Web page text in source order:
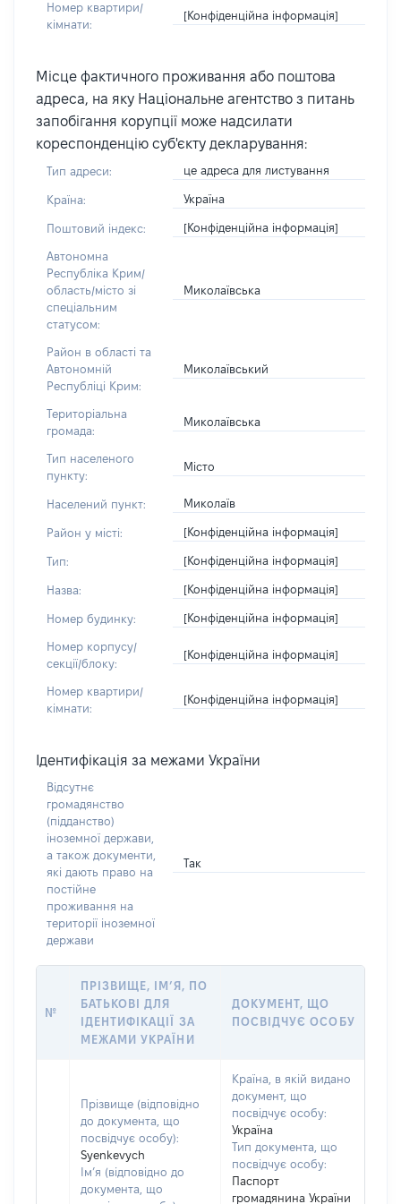
Номер квартири/
кімнати:
[Конфіденційна інформація]
Місце фактичного проживання або поштова
адреса, на яку Національне агентство з питань
запобігання корупції може надсилати
кореспонденцію суб'єкту декларування:
Тип адреси: це адреса для листування
Країна: Україна
Поштовий індекс: [Конфіденційна інформація]
Автономна
Республіка Крим/
область/місто зі
спеціальним
статусом:
Миколаївська
Район в області та
Автономній
Республіці Крим:
Миколаївський
Територіальна
громада:
Миколаївська
Тип населеного
пункту:
Місто
Населений пункт: Миколаїв
Район у місті: [Конфіденційна інформація]
Тип: [Конфіденційна інформація]
Назва: [Конфіденційна інформація]
Номер будинку: [Конфіденційна інформація]
Номер корпусу/
секції/блоку:
[Конфіденційна інформація]
Номер квартири/
кімнати:
[Конфіденційна інформація]
Ідентифікація за межами України
Відсутнє
громадянство
(підданство)
іноземної держави,
а також документи,
які дають право на
постійне
проживання на
території іноземної
держави
Так
№
ПРІЗВИЩЕ, ІМ’Я, ПО
БАТЬКОВІ ДЛЯ
ІДЕНТИФІКАЦІЇ ЗА
МЕЖАМИ УКРАЇНИ
ДОКУМЕНТ, ЩО
ПОСВІДЧУЄ ОСОБУ
Прізвище (відповідно
до документа, що
посвідчує особу):
Syenkevych
Ім’я (відповідно до
документа, що
Країна, в якій видано
документ, що
посвідчує особу:
Україна
Тип документа, що
посвідчує особу:
Паспорт
громадянина України